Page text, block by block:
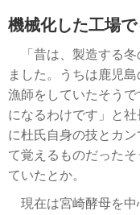
機械化した工場
「昔は、製造する冬
ました。うちは鹿児
漁師をしていたそう
になるわけです」と
に杜氏自身の技とカ
て覚えるものだった
ていたとか。
現在は宮崎酵母を中